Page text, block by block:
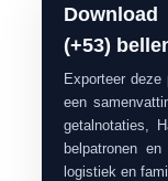
(+53)
Exporteer
een
getalnotaties,
belpatronen
logistiek en